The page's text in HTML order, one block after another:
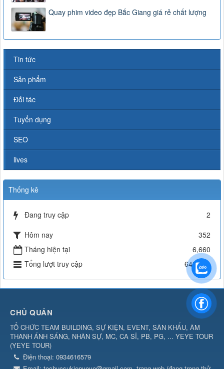
Quay phim video đẹp Bắc Giang giá rẻ chất lượng
Tin tức
Sản phẩm
Đối tác
Tuyển dụng
SEO
lives
Thống kê
Đang truy cập
2
Hôm nay
352
Tháng hiện tại
6,660
Tổng lượt truy cập
643,491
CHỦ QUẢN
TỔ CHỨC TEAM BUILDING, SỰ KIỆN, EVENT, SÂN KHẤU, ÂM
THANH ÁNH SÁNG, NHÂN SỰ, MC, CA SĨ, PB, PG, ... YEYE TOUR
(YEYE TOUR)
Điện thoại: 0934616579